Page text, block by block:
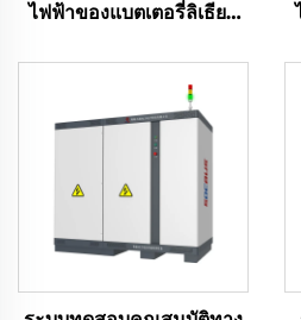
ไฟฟ้าของแบตเตอรี่ลิเธียม